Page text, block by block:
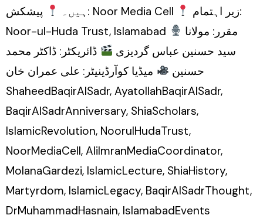
ہیں۔ پیشکش: Noor Media Cell
Noor-ul-Huda Trust, Islamabad
سید حسنین عباس گردیزی
ڈائریکٹر: ڈاکٹر محمد
حسنین
میڈیا کوآرڈینیٹر: علی عمران خان
ShaheedBaqirAlSadr, AyatollahBaqirAlSadr,
BaqirAlSadrAnniversary, ShiaScholars,
IslamicRevolution, NoorulHudaTrust,
NoorMediaCell, AliImranMediaCoordinator,
MolanaGardezi, IslamicLecture, ShiaHistory,
Martyrdom, IslamicLegacy, BaqirAlSadrThought,
DrMuhammadHasnain, IslamabadEvents